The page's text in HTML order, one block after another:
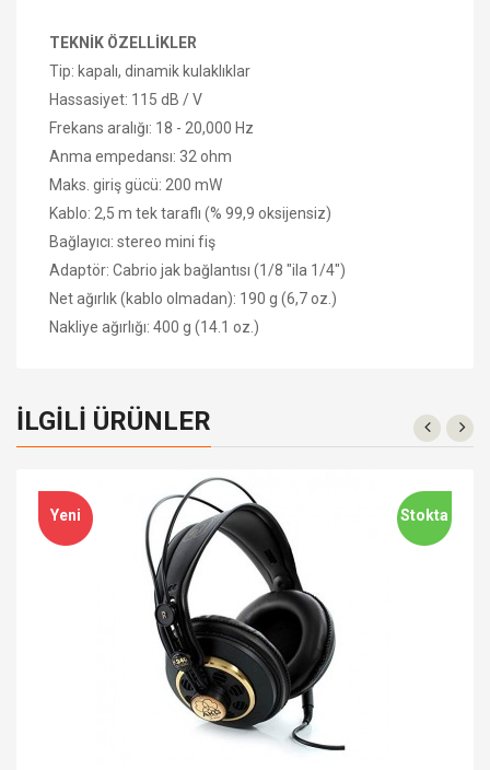
TEKNİK ÖZELLİKLER
Tip: kapalı, dinamik kulaklıklar
Hassasiyet: 115 dB / V
Frekans aralığı: 18 - 20,000 Hz
Anma empedansı: 32 ohm
Maks. giriş gücü: 200 mW
Kablo: 2,5 m tek taraflı (% 99,9 oksijensiz)
Bağlayıcı: stereo mini fiş
Adaptör: Cabrio jak bağlantısı (1/8 "ila 1/4")
Net ağırlık (kablo olmadan): 190 g (6,7 oz.)
Nakliye ağırlığı: 400 g (14.1 oz.)
İLGILI ÜRÜNLER
Stokta
Yeni